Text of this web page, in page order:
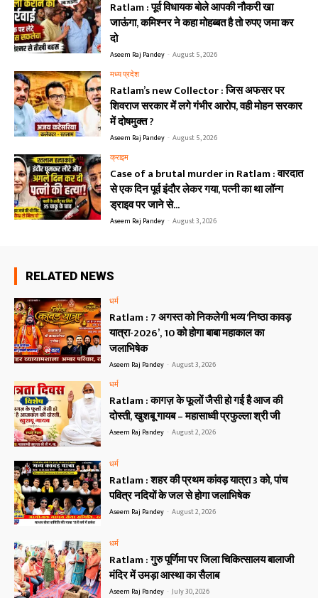
Ratlam : पूर्व विधायक बोले आपकी नौकरी खा
जाऊंगा, कमिश्नर ने कहा मोहब्बत है तो रुपए जमा कर
दो
Aseem Raj Pandey - August 5, 2026
मध्य प्रदेश
Ratlam’s new Collector : जिस अफसर पर
शिवराज सरकार में लगे गंभीर आरोप, वही मोहन सरकार
में दोषमुक्त ?
Aseem Raj Pandey - August 5, 2026
क्राइम
Case of a brutal murder in Ratlam : वारदात
से एक दिन पूर्व इंदौर लेकर गया, पत्नी का था लॉन्ग
ड्राइव पर जाने से...
Aseem Raj Pandey - August 3, 2026
RELATED NEWS
धर्म
Ratlam : 7 अगस्त को निकलेगी भव्य ‘निष्ठा कावड़
यात्रा-2026’, 10 को होगा बाबा महाकाल का
जलाभिषेक
Aseem Raj Pandey - August 3, 2026
धर्म
Ratlam : कागज़ के फूलों जैसी हो गई है आज की
दोस्ती, खुशबू गायब – महासाध्वी प्रफुल्ला श्री जी
Aseem Raj Pandey - August 2, 2026
धर्म
Ratlam : शहर की प्रथम कांवड़ यात्रा 3 को, पांच
पवित्र नदियों के जल से होगा जलाभिषेक
Aseem Raj Pandey - August 2, 2026
धर्म
Ratlam : गुरु पूर्णिमा पर जिला चिकित्सालय बालाजी
मंदिर में उमड़ा आस्था का सैलाब
Aseem Raj Pandey - July 30, 2026